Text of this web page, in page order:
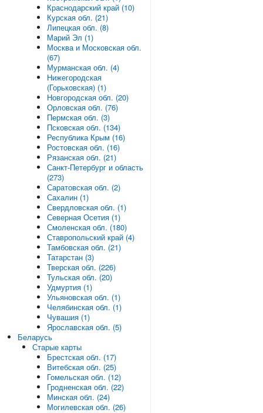
Краснодарский край (10)
Курская обл. (21)
Липецкая обл. (8)
Марий Эл (1)
Москва и Московская обл.
(67)
Мурманская обл. (4)
Нижегородская
(Горьковская) (1)
Новгородская обл. (20)
Орловская обл. (76)
Пермская обл. (3)
Псковская обл. (134)
Республика Крым (16)
Ростовская обл. (16)
Рязанская обл. (21)
Санкт-Петербург и область
(273)
Саратовская обл. (2)
Сахалин (1)
Свердловская обл. (1)
Северная Осетия (1)
Смоленская обл. (180)
Ставропольский край (4)
Тамбовская обл. (21)
Татарстан (3)
Тверская обл. (226)
Тульская обл. (20)
Удмуртия (1)
Ульяновская обл. (1)
Челябинская обл. (1)
Чувашия (1)
Ярославская обл. (5)
Беларусь
Старые карты
Брестская обл. (17)
Витебская обл. (25)
Гомельская обл. (12)
Гродненская обл. (22)
Минская обл. (24)
Могилевская обл. (26)